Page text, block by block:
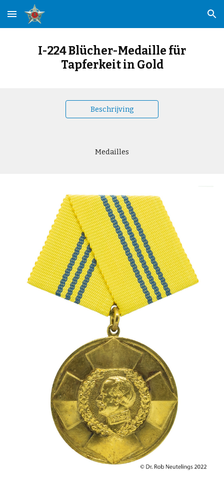
Skip to main content Skip to navigation
I-224 Blücher-Medaille für
Tapferkeit in Gold
Beschrijving
Medailles